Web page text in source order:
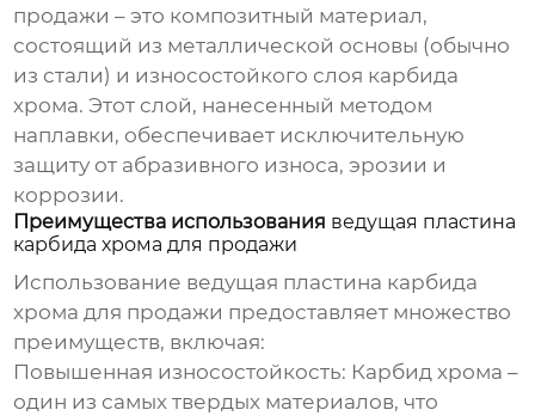
продажи – это композитный материал,
состоящий из металлической основы (обычно
из стали) и износостойкого слоя карбида
хрома. Этот слой, нанесенный методом
наплавки, обеспечивает исключительную
защиту от абразивного износа, эрозии и
коррозии.
Преимущества использования ведущая пластина
карбида хрома для продажи
Использование ведущая пластина карбида
хрома для продажи предоставляет множество
преимуществ, включая:
Повышенная износостойкость: Карбид хрома –
один из самых твердых материалов, что